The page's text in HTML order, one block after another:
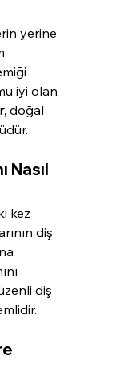
yerine
iyi olan
, doğal
Nasıl
kez
diş
diş